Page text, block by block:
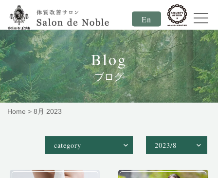
En
Blog
ブログ
Home > 8月 2023